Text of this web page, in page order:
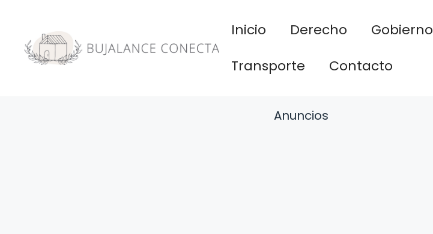
contenido
Inicio Derecho Gobierno
Transporte
Contacto
Anuncios